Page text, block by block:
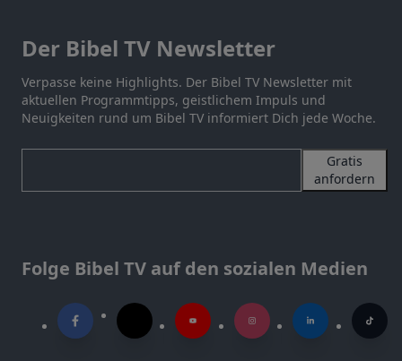
Der Bibel TV Newsletter
Verpasse keine Highlights. Der Bibel TV Newsletter mit
aktuellen Programmtipps, geistlichem Impuls und
Neuigkeiten rund um Bibel TV informiert Dich jede Woche.
Gratis
anfordern
Folge Bibel TV auf den sozialen Medien